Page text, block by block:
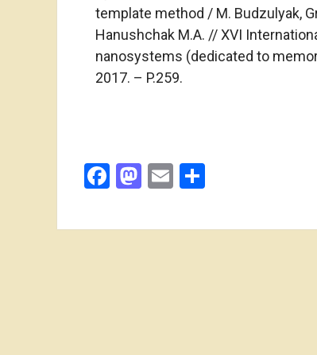
template method / M. Budzulyak,
Hanushchak M.A. // XVI
nanosystems (dedicated to
2017. – P.259.
Facebook
Mastodon
Email